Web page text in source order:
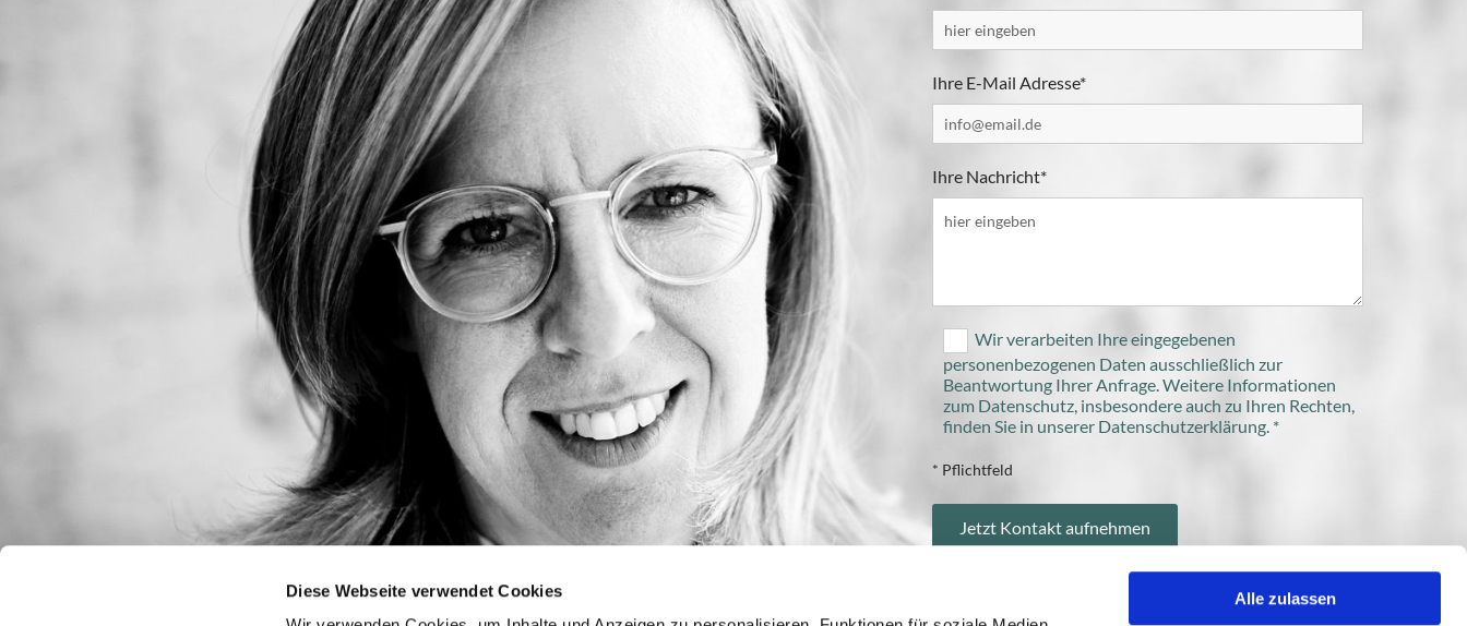
Diese Webseite verwendet Cookies
Alle zulassen
Ihre E-Mail Adresse*
Ihre Nachricht*
Wir verarbeiten Ihre eingegebenen
personenbezogenen Daten ausschließlich zur
Beantwortung Ihrer Anfrage. Weitere Informationen
zum Datenschutz, insbesondere auch zu Ihren Rechten,
finden Sie in unserer Datenschutzerklärung. *
* Pflichtfeld
Mein Angebot euch zu begleiten startet ab 3 Stunden für 750,- €